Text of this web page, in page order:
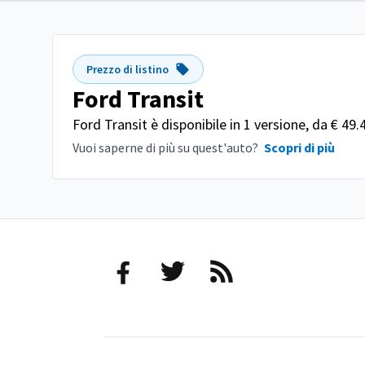
Prezzo di listino
Ford Transit
Ford Transit è disponibile in 1 versione, da €
Vuoi saperne di più su quest'auto? Scopri di più